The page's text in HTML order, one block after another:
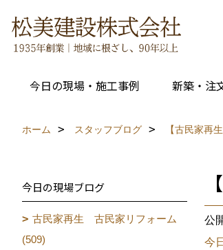
今日の現場・施工事例 新築・注
ホーム スタッフブログ 【古民家再
公
今
今日の現場ブログ
古民家再生 古民家リフォーム
(509)